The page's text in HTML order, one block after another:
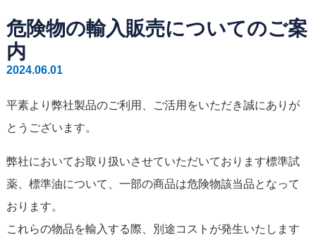
危険物の輸入販売についてのご案
内
2024.06.01
平素より弊社製品のご利用、ご活用をいただき誠にありが
とうございます。
弊社においてお取り扱いさせていただいております標準試
薬、標準油について、一部の商品は危険物該当品となって
おります。
これらの物品を輸入する際、別途コストが発生いたします